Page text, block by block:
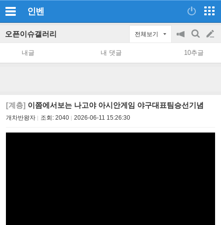
인벤
오픈이슈갤러리 전체보기
공
지
on/off
검
색
글
쓰
내글 내 댓글 10추글
[계층] 이쯤에서보는 나고야 아시안게임 야구대표팀승선기념
개차반왕자 조회: 2040 2026-06-11 15:26:30